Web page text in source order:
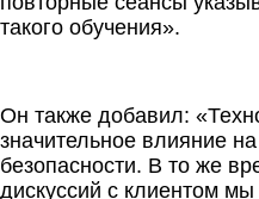
такого обучения».
Он также добавил:
значительное влияние
безопасности. В то же
дискуссий с клиентом